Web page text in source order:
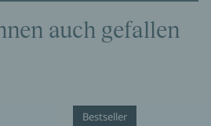
auch gefallen
Bestseller